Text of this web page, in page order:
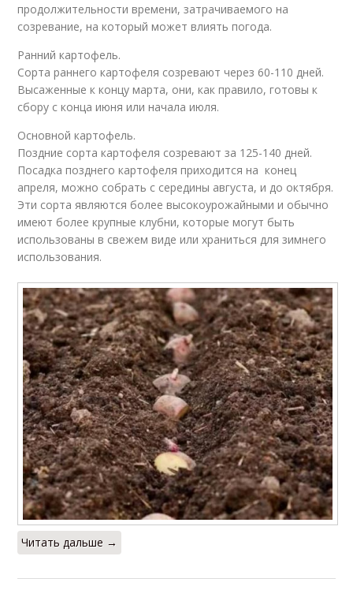
продолжительности времени, затрачиваемого на
созревание, на который может влиять погода.
Ранний картофель.
Сорта раннего картофеля созревают через 60-110 дней.
Высаженные к концу марта, они, как правило, готовы к
сбору с конца июня или начала июля.
Основной картофель.
Поздние сорта картофеля созревают за 125-140 дней.
Посадка позднего картофеля приходится на конец
апреля, можно собрать с середины августа, и до октября.
Эти сорта являются более высокоурожайными и обычно
имеют более крупные клубни, которые могут быть
использованы в свежем виде или храниться для зимнего
использования.
Читать дальше →